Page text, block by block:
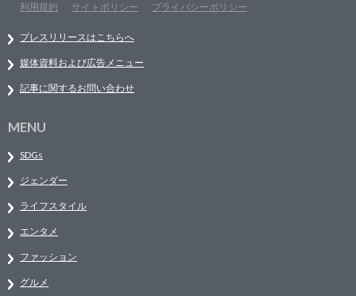
利用規約
サイトポリシー プライバシーポリシー
プレスリリースはこちらへ
媒体資料および広告メニュー
記事に関するお問い合わせ
MENU
SDGs
ジェンダー
ライフスタイル
エンタメ
ファッション
グルメ